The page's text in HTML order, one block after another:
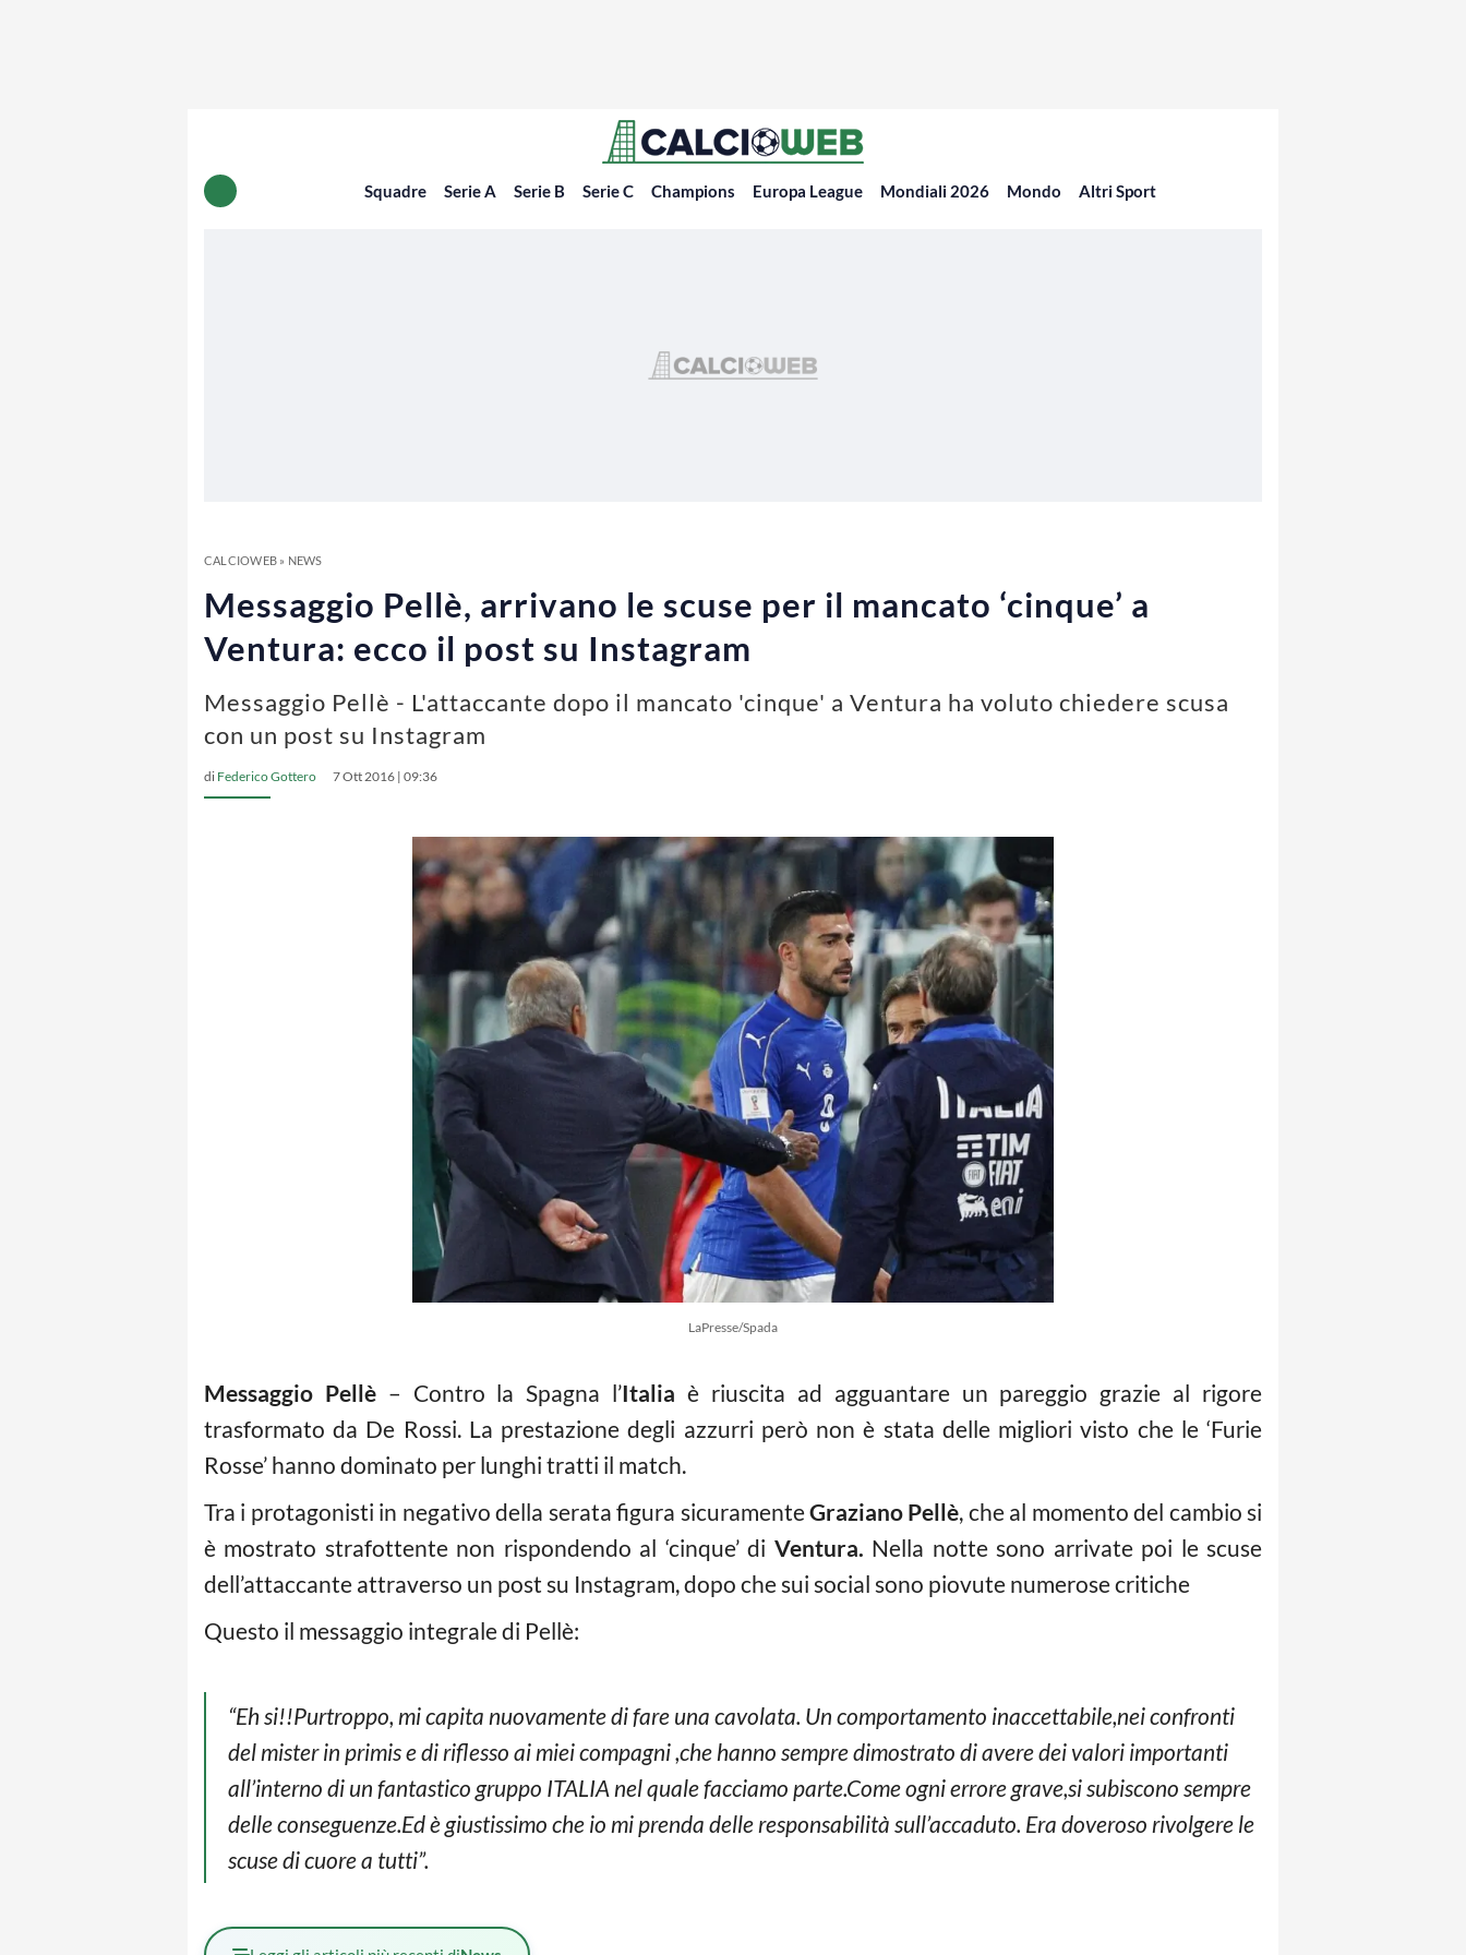
Squadre Serie A Serie B Serie C Champions Europa League Mondiali 2026 Mondo Altri Sport
CALCIOWEB» NEWS
Messaggio Pellè, arrivano le scuse per il mancato ‘cinque’ a
Ventura: ecco il post su Instagram
Messaggio Pellè - L'attaccante dopo il mancato 'cinque' a Ventura ha voluto chiedere scusa
con un post su Instagram
di Federico Gottero 7 Ott 2016 | 09:36
LaPresse/Spada
Messaggio Pellè– Contro la Spagna l’Italia è riuscita ad agguantare un pareggio grazie al rigore
trasformato da De Rossi. La prestazione degli azzurri però non è stata delle migliori visto che le ‘Furie
Rosse’ hanno dominato per lunghi tratti il match.
Tra i protagonisti in negativo della serata figura sicuramenteGraziano Pellè, che al momento del cambio si
è mostrato strafottente non rispondendo al ‘cinque’ di Ventura. Nella notte sono arrivate poi le scuse
dell’attaccante attraverso un post su Instagram, dopo che sui social sono piovute numerose critiche
Questo il messaggio integrale di Pellè:
“Eh si!!Purtroppo, mi capita nuovamente di fare una cavolata. Un comportamento inaccettabile,nei confronti
del mister in primis e di riflesso ai miei compagni ,che hanno sempre dimostrato di avere dei valori importanti
all’interno di un fantastico gruppo ITALIA nel quale facciamo parte.Come ogni errore grave,si subiscono sempre
delle conseguenze.Ed è giustissimo che io mi prenda delle responsabilità sull’accaduto. Era doveroso rivolgere le
scuse di cuore a tutti”.